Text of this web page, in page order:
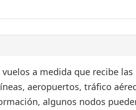
a medida que recibe las
aeropuertos, tráfico
algunos nodos